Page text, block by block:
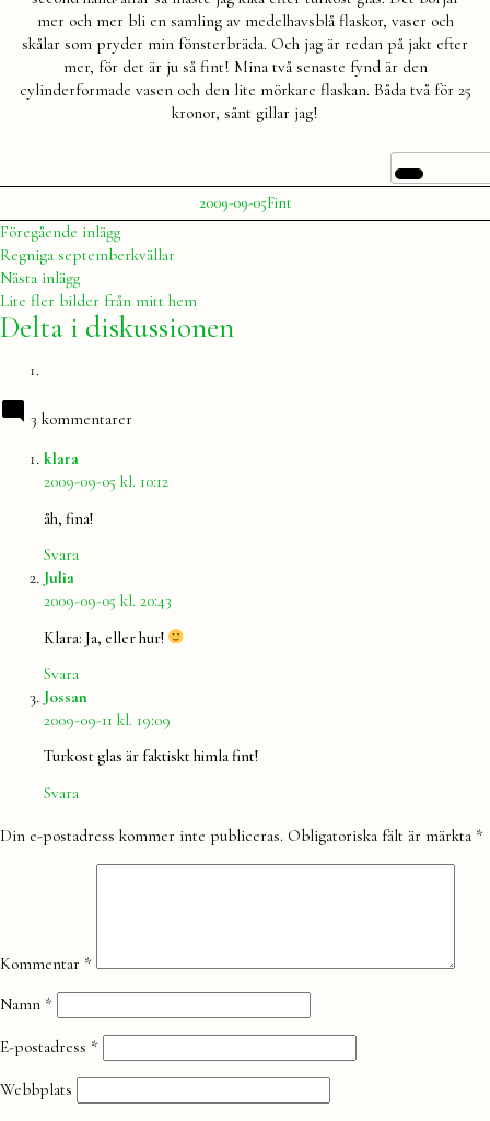
mer och mer bli en samling av medelhavsblå flaskor, vaser och
skålar som pryder min fönsterbräda. Och jag är redan på jakt efter
mer, för det är ju så fint! Mina två senaste fynd är den
cylinderformade vasen och den lite mörkare flaskan. Båda två för 25
kronor, sånt gillar jag!
Publicerat
av
Julia
2009-09-05Publicerat
i
Fint
Inläggsnavigering
Föregående inläggFöregående
inlägg:
Regniga septemberkvällar
Nästa inläggNästa
inlägg:
Lite fler bilder från mitt hem
Delta i diskussionen
3 kommentarer
klara
2009-09-05 kl. 10:12
åh, fina!
Svara
Julia
2009-09-05 kl. 20:43
Klara: Ja, eller hur!
Svara
Jossan
2009-09-11 kl. 19:09
Turkost glas är faktiskt himla fint!
Svara
Lämna
Din e-postadress kommer inte publiceras. Obligatoriska fält är märkta *
Kommentar *
Namn *
E-postadress *
Webbplats